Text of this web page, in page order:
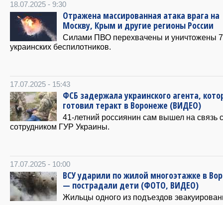
18.07.2025 - 9:30
Отражена массированная атака врага на
Москву, Крым и другие регионы России
Силами ПВО перехвачены и уничтожены
украинских беспилотников.
17.07.2025 - 15:43
ФСБ задержала украинского агента,
готовил теракт в Воронеже (ВИДЕО)
41-летний россиянин сам вышел на связь с
сотрудником ГУР Украины.
17.07.2025 - 10:00
ВСУ ударили по жилой многоэтажке в
— пострадали дети (ФОТО, ВИДЕО)
Жильцы одного из подъездов